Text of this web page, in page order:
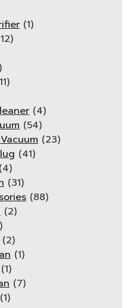
(1)
(4)
(54)
(23)
(41)
(4)
(31)
(88)
(2)
(2)
(1)
(1)
(7)
(1)